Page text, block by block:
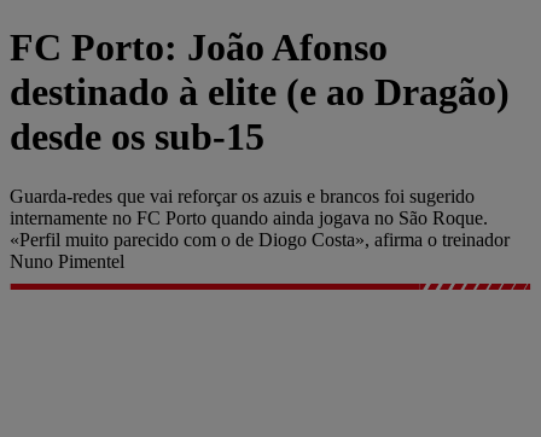
FC Porto: João Afonso
destinado à elite (e ao Dragão)
desde os sub-15
Guarda-redes que vai reforçar os azuis e brancos foi sugerido
internamente no FC Porto quando ainda jogava no São Roque.
«Perfil muito parecido com o de Diogo Costa», afirma o treinador
Nuno Pimentel